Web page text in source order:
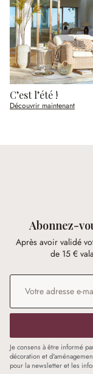
C’est l’été !
Découvrir maintenant
Abonnez-
Après avoir validé
de 15 €
Adresse e-mail
Je consens à être informé
décoration et
pour la newsletter et les